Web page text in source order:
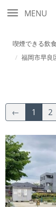
MENU
喫煙できる飲
福岡市早良
← 1 2